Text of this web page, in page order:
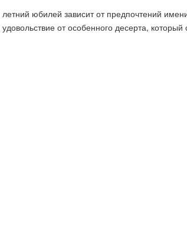
юбилей зависит от предпочтений
от особенного десерта,